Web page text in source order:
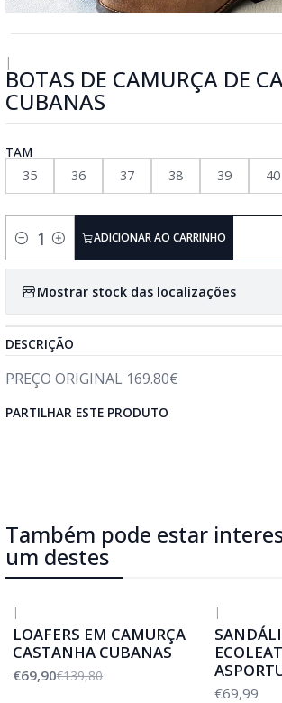
|
BOTAS DE CAMURÇA DE
CUBANAS
TAM
35
36 37 38 39 40
Quantidade
ADICIONAR AO CARRINHO
Mostrar stock das localizações
DESCRIÇÃO
PREÇO ORIGINAL 169.80€
PARTILHAR ESTE PRODUTO
Também pode estar
um destes
|
LOAFERS EM CAMURÇA
CASTANHA CUBANAS
€69,90€139,80
|
€69,99